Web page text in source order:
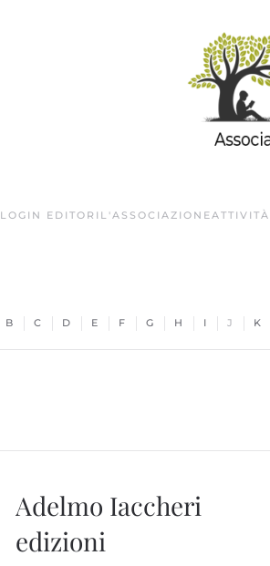
LOGIN EDITORI L'ASSOCIAZIONEATTIVITÀ
B C D E F G H I J K
Adelmo Iaccheri
edizioni